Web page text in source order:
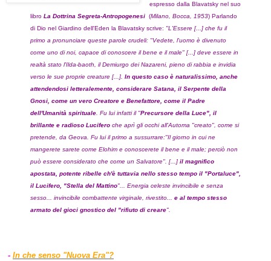
espresso dalla Blavatsky nel suo
libro La Dottrina Segreta-Antropogenesi (Milano, Bocca, 1953) Parlando
di Dio nel Giardino dell'Eden la Blavatsky scrive: "L'Essere [...] che fu il
primo a pronunciare queste parole crudeli: "Vedete, l'uomo è divenuto
come uno di noi, capace di conoscere il bene e il male" [...] deve essere in
realtà stato l'Ilda-baoth, il Demiurgo dei Nazareni, pieno di rabbia e invidia
verso le sue proprie creature [...]. In questo caso è naturalissimo, anche
attendendosi letteralemente, considerare Satana, il Serpente della
Gnosi, come un vero Creatore e Benefattore, come il Padre
dell'Umanità spirituale. Fu lui infatti il "Precursore della Luce", il
brillante e radioso Lucifero che aprì gli occhi all'Automa "creato", come si
pretende, da Geova. Fu lui il primo a sussurrare:"Il giorno in cui ne
mangerete sarete come Elohim e conoscerete il bene e il male; perciò non
può essere considerato che come un Salvatore". [...] il magnifico
apostata, potente ribelle ch'è tuttavia nello stesso tempo il "Portaluce",
il Lucifero, "Stella del Mattino"... Energia celeste invincibile e senza
sesso... invincibile combattente virginale, rivestito... e al tempo stesso
armato del gioci gnostico del "rifiuto di creare".
- In che senso "Nuova Era"?